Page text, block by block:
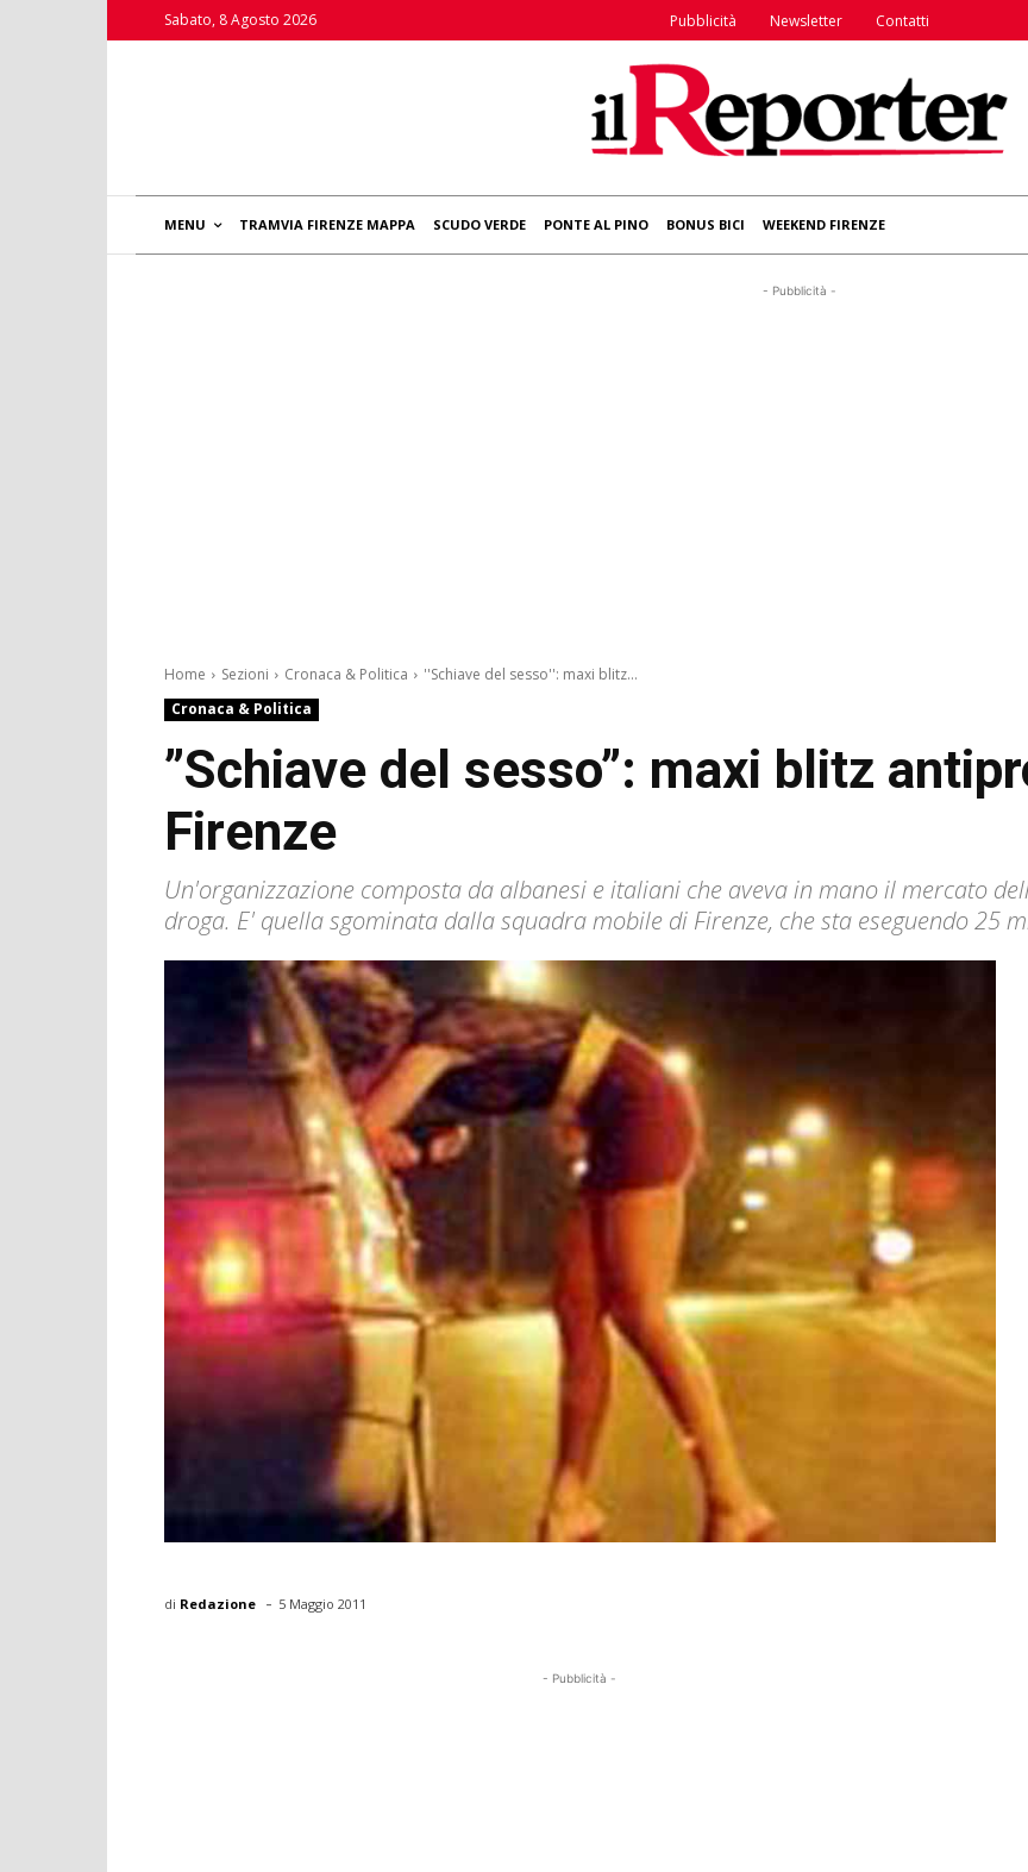
Sabato, 8 Agosto 2026 Pubblicità Newsletter Contatti
MENU TRAMVIA FIRENZE MAPPA SCUDO VERDE PONTE AL PINO BONUS BICI WEEKEND FIRENZE
- Pubblicità -
Home Sezioni Cronaca & Politica
''Schiave del sesso'': maxi blitz...
Cronaca & Politica
”Schiave del sesso”: maxi blitz
Firenze
Un'organizzazione composta da albanesi e italiani che aveva in mano il mercato
droga. E' quella sgominata dalla squadra mobile di Firenze, che sta eseguendo 25
di Redazione - 5 Maggio 2011
- Pubblicità -